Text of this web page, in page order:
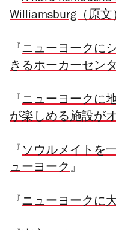
Williamsburg（原文
『 ニューヨークに
きるホーカーセン
『 ニューヨークに
が楽しめる施設が
『 ソウルメイトを
ューヨーク』
『 ニューヨークに